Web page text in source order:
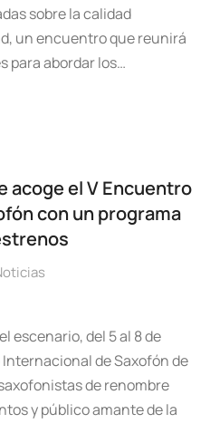
sobre la calidad
un encuentro que reunirá
para abordar los…
acoge el V Encuentro
con un programa
escenario, del 5 al 8 de
de Saxofón de
de renombre
y público amante de la